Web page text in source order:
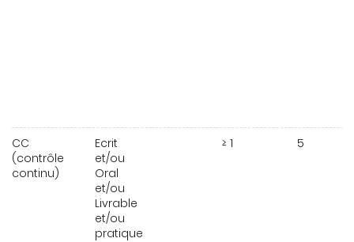
CC
(contrôle
continu)
Ecrit
et/ou
Oral
et/ou
Livrable
et/ou
pratique
≥ 1 5